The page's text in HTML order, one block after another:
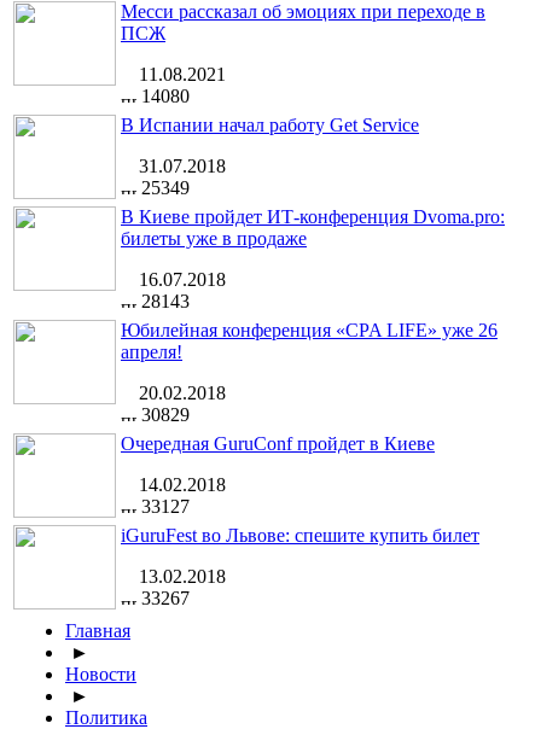
Месси рассказал об эмоциях при переходе в
ПСЖ
11.08.2021
14080
В Испании начал работу Get Service
31.07.2018
25349
В Киеве пройдет ИТ-конференция Dvoma.pro:
билеты уже в продаже
16.07.2018
28143
Юбилейная конференция «CPA LIFE» уже 26
апреля!
20.02.2018
30829
Очередная GuruConf пройдет в Киеве
14.02.2018
33127
iGuruFest во Львове: спешите купить билет
13.02.2018
33267
Главная
►
Новости
►
Политика